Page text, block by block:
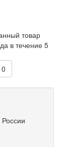
товар
в течение 5
0